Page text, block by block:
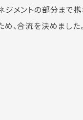
ジメントの部分まで
、合流を決めました。